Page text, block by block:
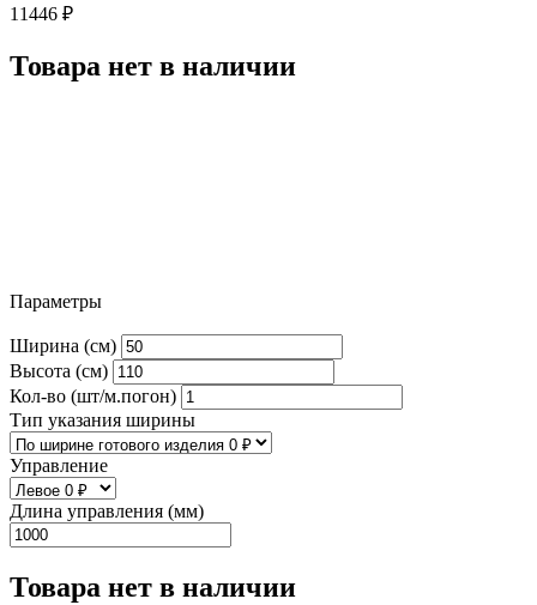
11446 ₽
Товара нет в наличии
Параметры
Ширина (см)
Высота (см)
Кол-во (шт/м.погон)
Тип указания ширины
Управление
Длина управления (мм)
Товара нет в наличии